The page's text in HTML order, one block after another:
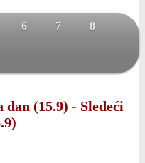
6 7 8
dan (15.9) - Sledeći